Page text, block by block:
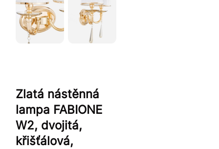
Zlatá nástěnná
lampa FABIONE
W2, dvojitá,
křišťálová,